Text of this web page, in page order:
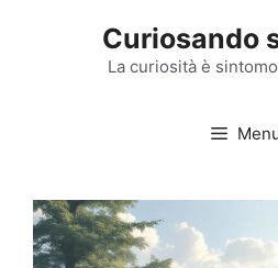
Curiosando
La curiosità è